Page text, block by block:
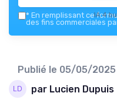
IA 4
* En remplissant ce
des fins commerciales
Publié le 05/05/2025
par Lucien Dupuis